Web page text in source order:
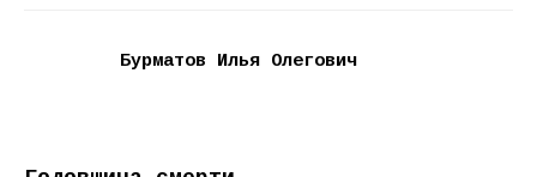
Бурматов Илья Олегович